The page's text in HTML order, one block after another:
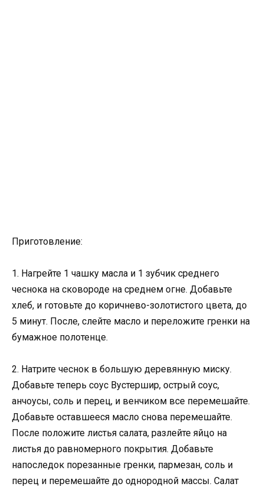
Приготовление:
1. Нагрейте 1 чашку масла и 1 зубчик среднего
чеснока на сковороде на среднем огне. Добавьте
хлеб, и готовьте до коричнево-золотистого цвета, до
5 минут. После, слейте масло и переложите гренки на
бумажное полотенце.
2. Натрите чеснок в большую деревянную миску.
Добавьте теперь соус Вустершир, острый соус,
анчоусы, соль и перец, и венчиком все перемешайте.
Добавьте оставшееся масло снова перемешайте.
После положите листья салата, разлейте яйцо на
листья до равномерного покрытия. Добавьте
напоследок порезанные гренки, пармезан, соль и
перец и перемешайте до однородной массы. Салат